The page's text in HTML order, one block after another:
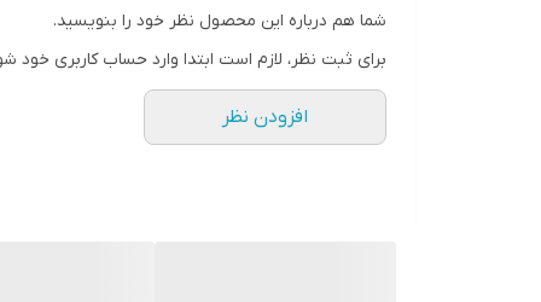
شما هم درباره این محصول نظر خود را بنویسید.
برای ثبت نظر، لازم است ابتدا وارد حساب کاربری خود
افزودن نظر